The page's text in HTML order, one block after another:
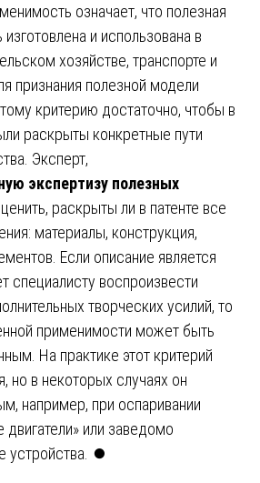
означает, что полезная
и использована в
хозяйстве, транспорте и
признания полезной модели
критерию достаточно, чтобы в
раскрыты конкретные пути
Эксперт,
экспертизу полезных
раскрыты ли в патенте все
материалы, конструкция,
Если описание является
специалисту воспроизвести
творческих усилий, то
применимости может быть
На практике этот критерий
но в некоторых случаях он
например, при оспаривании
двигатели» или заведомо
устройства. ⏺️